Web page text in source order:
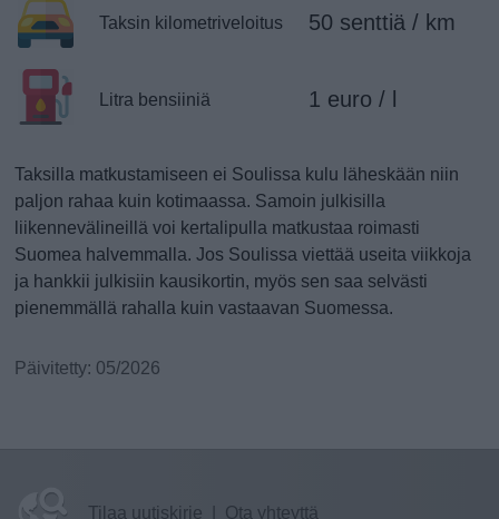
Taksin kilometriveloitus 50 senttiä / km
Litra bensiiniä 1 euro / l
Taksilla matkustamiseen ei Soulissa kulu läheskään niin
paljon rahaa kuin kotimaassa. Samoin julkisilla
liikennevälineillä voi kertalipulla matkustaa roimasti
Suomea halvemmalla. Jos Soulissa viettää useita viikkoja
ja hankkii julkisiin kausikortin, myös sen saa selvästi
pienemmällä rahalla kuin vastaavan Suomessa.
Päivitetty: 05/2026
Tilaa uutiskirje Ota yhteyttä